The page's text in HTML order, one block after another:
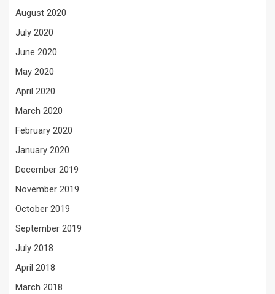
August 2020
July 2020
June 2020
May 2020
April 2020
March 2020
February 2020
January 2020
December 2019
November 2019
October 2019
September 2019
July 2018
April 2018
March 2018